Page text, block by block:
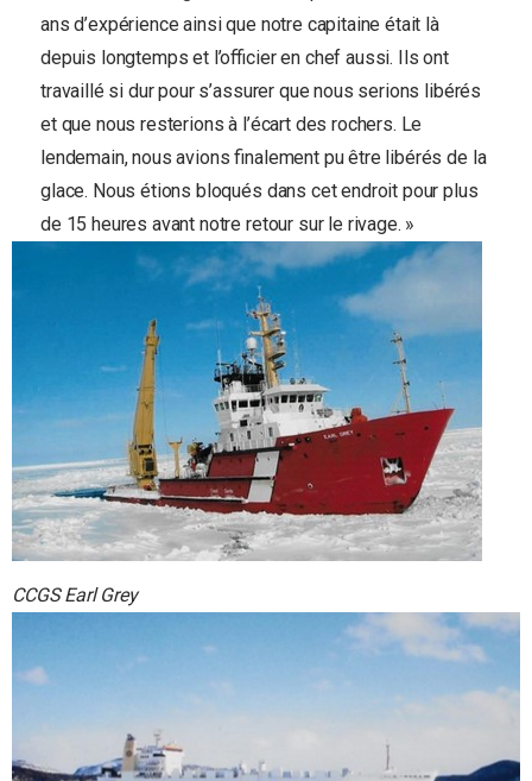
ans d’expérience ainsi que notre capitaine était là
depuis longtemps et l’officier en chef aussi. Ils ont
travaillé si dur pour s’assurer que nous serions libérés
et que nous resterions à l’écart des rochers. Le
lendemain, nous avions finalement pu être libérés de la
glace. Nous étions bloqués dans cet endroit pour plus
de 15 heures avant notre retour sur le rivage. »
CCGS Earl Grey